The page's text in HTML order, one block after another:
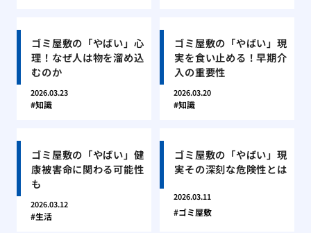
ゴミ屋敷の「やばい」心
理！なぜ人は物を溜め込
むのか
2026.03.23
知識
ゴミ屋敷の「やばい」現
実を食い止める！早期介
入の重要性
2026.03.20
知識
ゴミ屋敷の「やばい」健
康被害命に関わる可能性
も
2026.03.12
生活
ゴミ屋敷の「やばい」現
実その深刻な危険性とは
2026.03.11
ゴミ屋敷